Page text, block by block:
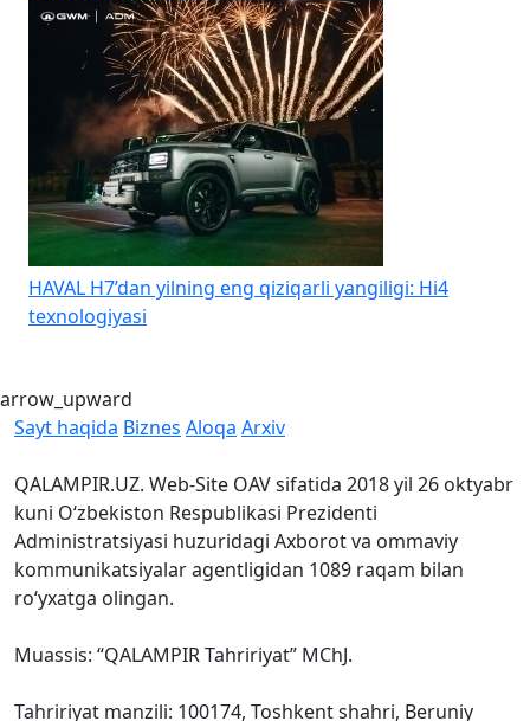
HAVAL H7’dan yilning eng qiziqarli yangiligi: Hi4
texnologiyasi
arrow_upward
Sayt haqida Biznes Aloqa Arxiv
QALAMPIR.UZ. Web-Site OAV sifatida 2018 yil 26 oktyabr
kuni O‘zbekiston Respublikasi Prezidenti
Administratsiyasi huzuridagi Axborot va ommaviy
kommunikatsiyalar agentligidan 1089 raqam bilan
ro‘yxatga olingan.
Muassis: “QALAMPIR Tahririyat” MChJ.
Tahririyat manzili: 100174, Toshkent shahri, Beruniy